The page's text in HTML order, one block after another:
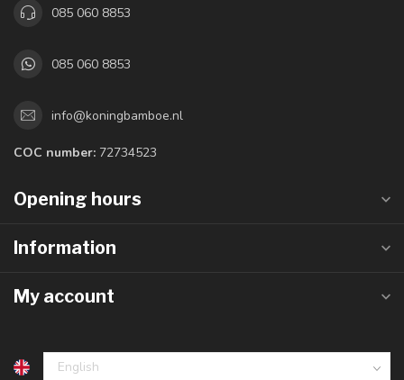
085 060 8853
085 060 8853
info@koningbamboe.nl
COC number: 72734523
Opening hours
Information
My account